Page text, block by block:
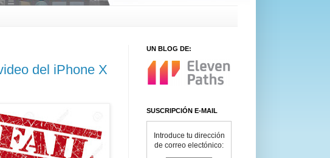
del iPhone X
UN BLOG DE:
SUSCRIPCIÓN E-MAIL
Introduce tu dirección
de correo electónico: